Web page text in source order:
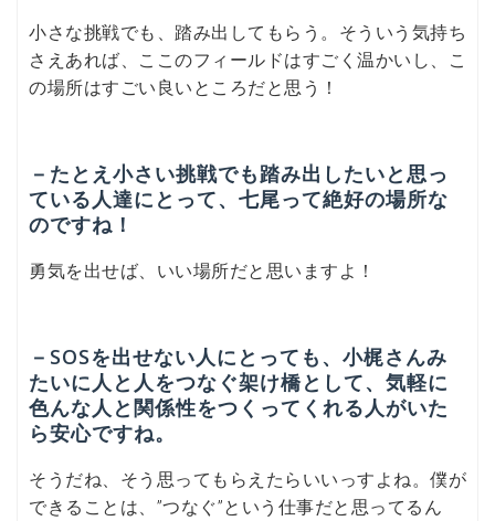
小さな挑戦でも、踏み出してもらう。そういう気持ち
さえあれば、ここのフィールドはすごく温かいし、こ
の場所はすごい良いところだと思う！
－たとえ小さい挑戦でも踏み出したいと思っ
ている人達にとって、七尾って絶好の場所な
のですね！
勇気を出せば、いい場所だと思いますよ！
－SOSを出せない人にとっても、小梶さんみ
たいに人と人をつなぐ架け橋として、気軽に
色んな人と関係性をつくってくれる人がいた
ら安心ですね。
そうだね、そう思ってもらえたらいいっすよね。僕が
できることは、”つなぐ”という仕事だと思ってるん